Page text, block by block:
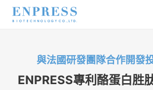
與法國研發團隊合作開發
ENPRESS專利酪蛋白胜